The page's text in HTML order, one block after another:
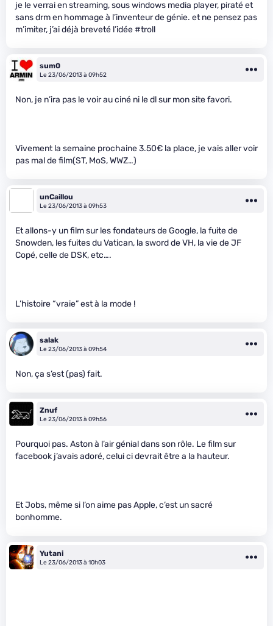
je le verrai en streaming, sous windows media player, piraté et
sans drm en hommage à l’inventeur de génie. et ne pensez pas
m’imiter, j’ai déjà breveté l’idée #troll
sum0
Le 23/06/2013 à 09h52
Non, je n’ira pas le voir au ciné ni le dl sur mon site favori.
Vivement la semaine prochaine 3.50€ la place, je vais aller voir
pas mal de film(ST, MoS, WWZ…)
unCaillou
Le 23/06/2013 à 09h53
Et allons-y un film sur les fondateurs de Google, la fuite de
Snowden, les fuites du Vatican, la sword de VH, la vie de JF
Copé, celle de DSK, etc….
L’histoire “vraie” est à la mode !
salak
Le 23/06/2013 à 09h54
Non, ça s’est (pas) fait.
Znuf
Le 23/06/2013 à 09h56
Pourquoi pas. Aston à l’air génial dans son rôle. Le film sur
facebook j’avais adoré, celui ci devrait être a la hauteur.
Et Jobs, même si l’on aime pas Apple, c’est un sacré
bonhomme.
Yutani
Le 23/06/2013 à 10h03